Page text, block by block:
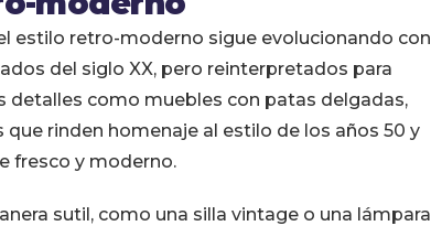
estilo retro-moderno sigue evolucionando con
del siglo XX, pero reinterpretados para
detalles como muebles con patas delgadas,
rinden homenaje al estilo de los años 50 y
fresco y moderno.
sutil, como una silla vintage o una lámpara